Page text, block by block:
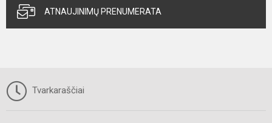
ATNAUJINIMŲ PRENUMERATA
Tvarkaraščiai